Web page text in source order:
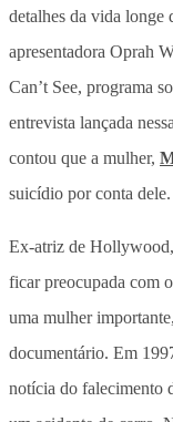
detalhes da vida
apresentadora Oprah
Can’t See, programa
entrevista lançada
contou que a mulher,
suicídio por conta dele.
Ex-atriz de
ficar preocupada com
uma mulher
documentário. Em
notícia do falecimento